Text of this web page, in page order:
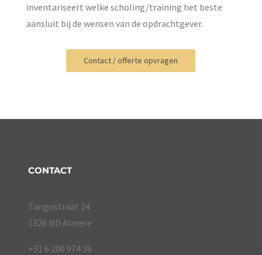
inventariseert welke scholing/training het beste
aansluit bij de wensen van de opdrachtgever.
Contact / offerte opvragen
CONTACT
Tangostraat 24
1326 ND Almere
+31 6 200 974 36